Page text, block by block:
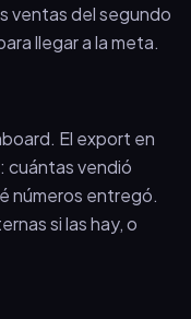
ventas del segundo
llegar a la meta.
El export en
cuántas vendió
números entregó.
si las hay, o